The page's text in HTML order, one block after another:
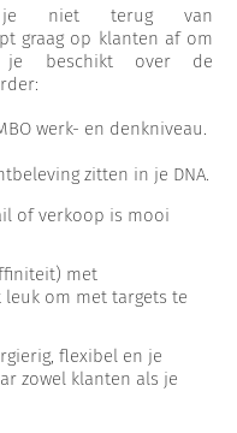
niet terug van
graag op klanten af om
beschikt over de
werk- en denkniveau.
zitten in je DNA.
of verkoop is mooi
met
om met targets te
flexibel en je
zowel klanten als je